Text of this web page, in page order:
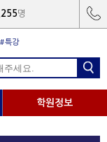
명
#특강
학원정보